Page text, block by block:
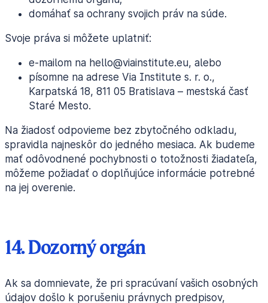
domáhať sa ochrany svojich práv na súde.
Svoje práva si môžete uplatniť:
e-mailom na hello@viainstitute.eu, alebo
písomne na adrese Via Institute s. r. o.,
Karpatská 18, 811 05 Bratislava – mestská časť
Staré Mesto.
Na žiadosť odpovieme bez zbytočného odkladu,
spravidla najneskôr do jedného mesiaca. Ak budeme
mať odôvodnené pochybnosti o totožnosti žiadateľa,
môžeme požiadať o doplňujúce informácie potrebné
na jej overenie.
14. Dozorný orgán
Ak sa domnievate, že pri spracúvaní vašich osobných
údajov došlo k porušeniu právnych predpisov,